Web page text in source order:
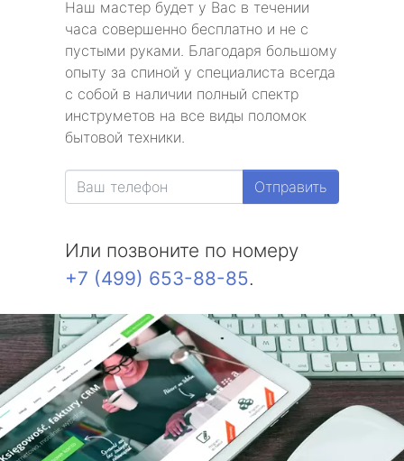
Наш мастер будет у Вас в течении
часа совершенно бесплатно и не с
пустыми руками. Благодаря большому
опыту за спиной у специалиста всегда
с собой в наличии полный спектр
инструметов на все виды поломок
бытовой техники.
Отправить
Или позвоните по номеру
+7 (499) 653-88-85.